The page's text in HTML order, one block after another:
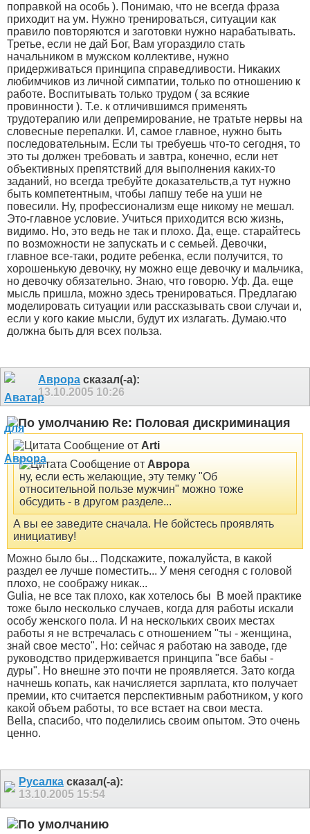
поправкой на особь ). Понимаю, что не всегда фраза
приходит на ум. Нужно тренироваться, ситуации как
правило повторяются и заготовки нужно нарабатывать.
Третье, если не дай Бог, Вам угораздило стать
начальником в мужском коллективе, нужно
придерживаться принципа справедливости. Никаких
любимчиков из личной симпатии, только по отношению к
работе. Воспитывать только трудом ( за всякие
провинности ). Т.е. к отличившимся применять
трудотерапию или депремирование, не тратьте нервы на
словесные перепалки. И, самое главное, нужно быть
последовательным. Если ты требуешь что-то сегодня, то
это ты должен требовать и завтра, конечно, если нет
объективных препятствий для выполнения каких-то
заданий, но всегда требуйте доказательств,а тут нужно
быть компетентным, чтобы лапшу тебе на уши не
повесили. Ну, профессионализм еще никому не мешал.
Это-главное условие. Учиться приходится всю жизнь,
видимо. Но, это ведь не так и плохо. Да, еще. старайтесь
по возможности не запускать и с семьей. Девочки,
главное все-таки, родите ребенка, если получится, то
хорошенькую девочку, ну можно еще девочку и мальчика,
но девочку обязательно. Знаю, что говорю. Уф. Да. еще
мысль пришла, можно здесь тренироваться. Предлагаю
моделировать ситуации или рассказывать свои случаи и,
если у кого какие мысли, будут их излагать. Думаю.что
должна быть для всех польза.
Аврора сказал(-а):
13.10.2005 10:26
Re: Половая дискриминация
Сообщение от Arti
Сообщение от Аврора
ну, если есть желающие, эту темку "Об
относительной пользе мужчин" можно тоже
обсудить - в другом разделе...
А вы ее заведите сначала. Не бойстесь проявлять
инициативу!
Можно было бы... Подскажите, пожалуйста, в какой
раздел ее лучше поместить... У меня сегодня с головой
плохо, не соображу никак...
Gulia, не все так плохо, как хотелось бы
В моей практике
тоже было несколько случаев, когда для работы искали
особу женского пола. И на нескольких своих местах
работы я не встречалась с отношением "ты - женщина,
знай свое место". Но: сейчас я работаю на заводе, где
руководство придерживается принципа "все бабы -
дуры". Но внешне это почти не проявляется. Зато когда
начнешь копать, как начисляется зарплата, кто получает
премии, кто считается перспективным работником, у кого
какой объем работы, то все встает на свои места.
Bella, спасибо, что поделились своим опытом. Это очень
ценно.
Русалка сказал(-а):
13.10.2005 15:54